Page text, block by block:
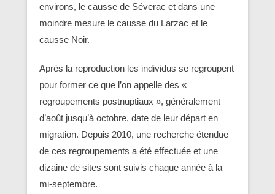
environs, le causse de Séverac et dans une
moindre mesure le causse du Larzac et le
causse Noir.
Après la reproduction les individus se regroupent
pour former ce que l’on appelle des «
regroupements postnuptiaux », généralement
d’août jusqu’à octobre, date de leur départ en
migration. Depuis 2010, une recherche étendue
de ces regroupements a été effectuée et une
dizaine de sites sont suivis chaque année à la
mi-septembre.